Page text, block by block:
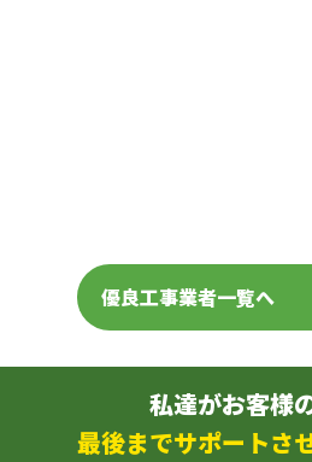
優良工事業者一覧へ
私達がお客様
最後までサポートさ